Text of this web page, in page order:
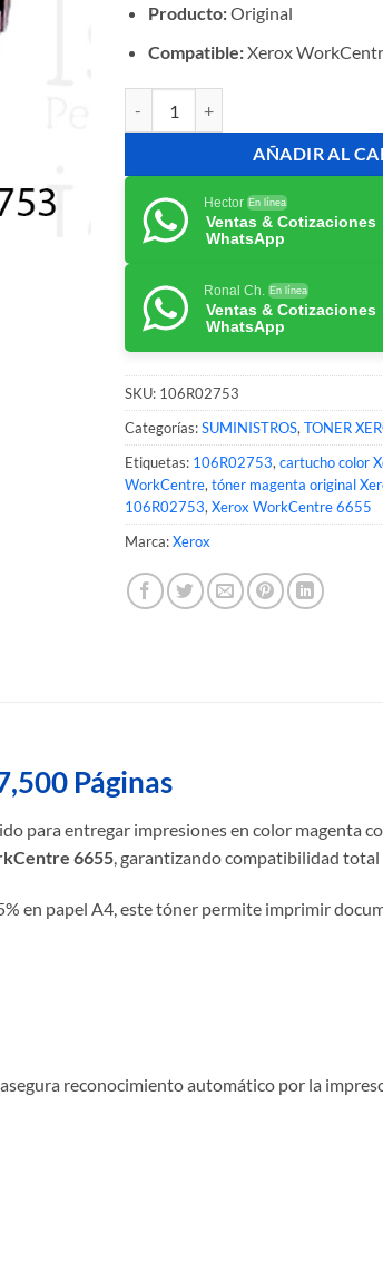
Producto:Original
Compatible:Xerox
AÑADIR AL
Hector En línea
Ventas & Cotizaciones
WhatsApp
Ronal Ch. En línea
Ventas & Cotizaciones
WhatsApp
SKU: 106R02753
Categorías:SUMINISTROS,TONER
Etiquetas: 106R02753,cartucho color
WorkCentre,tóner magenta original
106R02753,Xerox WorkCentre 6655
Marca:Xerox
Páginas
para entregar impresiones en color magenta
6655, garantizando compatibilidad
en papel A4, este tóner permite imprimir
reconocimiento automático por la